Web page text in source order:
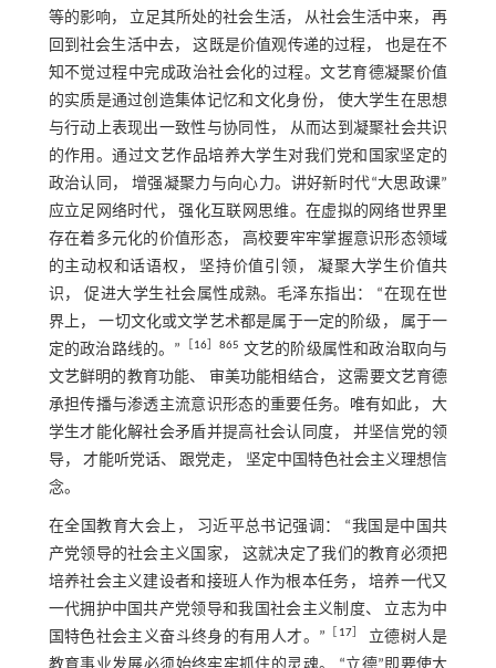
等的影响， 立足其所处的社会生活， 从社会生活中来， 再
回到社会生活中去， 这既是价值观传递的过程， 也是在不
知不觉过程中完成政治社会化的过程。文艺育德凝聚价值
的实质是通过创造集体记忆和文化身份， 使大学生在思想
与行动上表现出一致性与协同性， 从而达到凝聚社会共识
的作用。通过文艺作品培养大学生对我们党和国家坚定的
政治认同， 增强凝聚力与向心力。讲好新时代“大思政课”
应立足网络时代， 强化互联网思维。在虚拟的网络世界里
存在着多元化的价值形态， 高校要牢牢掌握意识形态领域
的主动权和话语权， 坚持价值引领， 凝聚大学生价值共
识， 促进大学生社会属性成熟。毛泽东指出： “在现在世
界上， 一切文化或文学艺术都是属于一定的阶级， 属于一
定的政治路线的。”
16］865 文艺的阶级属性和政治取向与
文艺鲜明的教育功能、 审美功能相结合， 这需要文艺育德
承担传播与渗透主流意识形态的重要任务。唯有如此， 大
学生才能化解社会矛盾并提高社会认同度， 并坚信党的领
导， 才能听党话、 跟党走， 坚定中国特色社会主义理想信
念。
在全国教育大会上， 习近平总书记强调： “我国是中国共
产党领导的社会主义国家， 这就决定了我们的教育必须把
培养社会主义建设者和接班人作为根本任务， 培养一代又
一代拥护中国共产党领导和我国社会主义制度、 立志为中
国特色社会主义奋斗终身的有用人才。”
17］
立德树人是